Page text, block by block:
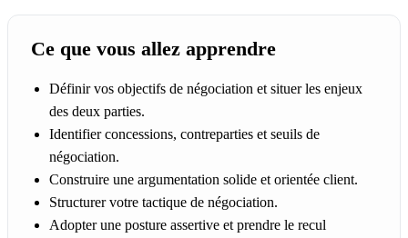
Ce que vous allez apprendre
Définir vos objectifs de négociation et situer les enjeux
des deux parties.
Identifier concessions, contreparties et seuils de
négociation.
Construire une argumentation solide et orientée client.
Structurer votre tactique de négociation.
Adopter une posture assertive et prendre le recul